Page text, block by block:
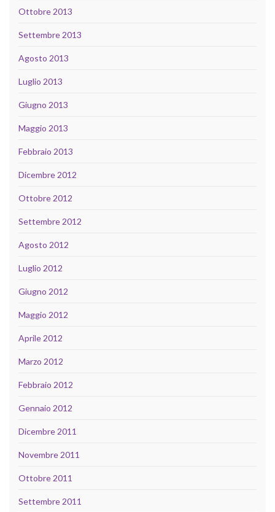
Ottobre 2013
Settembre 2013
Agosto 2013
Luglio 2013
Giugno 2013
Maggio 2013
Febbraio 2013
Dicembre 2012
Ottobre 2012
Settembre 2012
Agosto 2012
Luglio 2012
Giugno 2012
Maggio 2012
Aprile 2012
Marzo 2012
Febbraio 2012
Gennaio 2012
Dicembre 2011
Novembre 2011
Ottobre 2011
Settembre 2011